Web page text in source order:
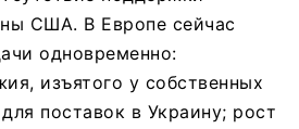
США. В Европе сейчас
одновременно:
изъятого у собственных
поставок в Украину; рост